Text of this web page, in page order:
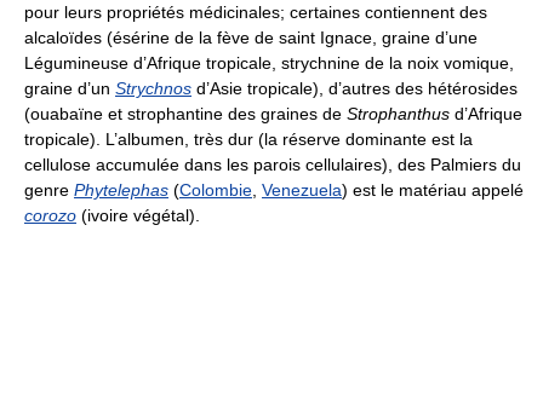
pour leurs propriétés médicinales; certaines contiennent des
alcaloïdes (ésérine de la fève de saint Ignace, graine d’une
Légumineuse d’Afrique tropicale, strychnine de la noix vomique,
graine d’un Strychnos d’Asie tropicale), d’autres des hétérosides
(ouabaïne et strophantine des graines de Strophanthus d’Afrique
tropicale). L’albumen, très dur (la réserve dominante est la
cellulose accumulée dans les parois cellulaires), des Palmiers du
genre Phytelephas (Colombie Venezuela) est le matériau appelé
corozo (ivoire végétal).